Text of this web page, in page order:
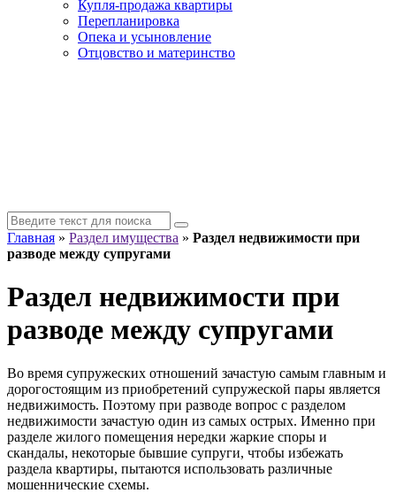
Купля-продажа квартиры
Перепланировка
Опека и усыновление
Отцовство и материнство
Главная » Раздел имущества » Раздел недвижимости при
разводе между супругами
Раздел недвижимости при
разводе между супругами
Во время супружеских отношений зачастую самым главным и
дорогостоящим из приобретений супружеской пары является
недвижимость. Поэтому при разводе вопрос с разделом
недвижимости зачастую один из самых острых. Именно при
разделе жилого помещения нередки жаркие споры и
скандалы, некоторые бывшие супруги, чтобы избежать
раздела квартиры, пытаются использовать различные
мошеннические схемы.